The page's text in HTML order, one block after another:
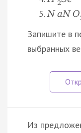
2
NaN O
Запишите в
выбранных
Из